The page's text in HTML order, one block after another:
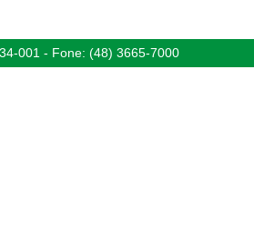
001 - Fone: (48) 3665-7000